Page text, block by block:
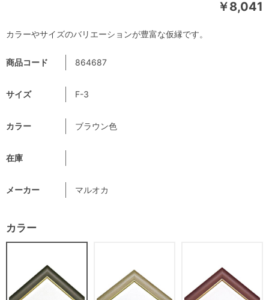
￥8,041
商品コード 864687
サイズ F-3
カラー ブラウン色
在庫
メーカー マルオカ
カラー
カラーやサイズのバリエーションが豊富な仮縁です。